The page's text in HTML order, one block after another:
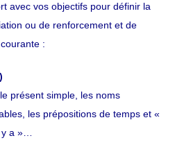
avec vos objectifs pour définir la
ou de renforcement et de
:
présent simple, les noms
les prépositions de temps et «
y a »…